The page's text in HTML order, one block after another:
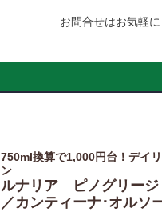
お問合せはお気軽に
750ml換算で1,000円台！デイ
ン
ルナリア ピノグリー
／カンティーナ･オルソ